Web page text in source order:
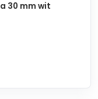
30 mm wit